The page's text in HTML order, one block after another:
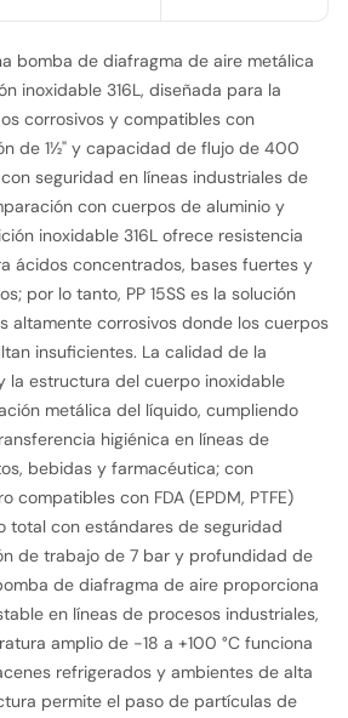
bomba de diafragma de aire metálica
inoxidable 316L, diseñada para la
corrosivos y compatibles con
de 1½" y capacidad de flujo de 400
seguridad en líneas industriales de
con cuerpos de aluminio y
inoxidable 316L ofrece resistencia
ácidos concentrados, bases fuertes y
por lo tanto, PP 15SS es la solución
altamente corrosivos donde los cuerpos
insuficientes. La calidad de la
la estructura del cuerpo inoxidable
metálica del líquido, cumpliendo
higiénica en líneas de
bebidas y farmacéutica; con
compatibles con FDA (EPDM, PTFE)
total con estándares de seguridad
de trabajo de 7 bar y profundidad de
de diafragma de aire proporciona
en líneas de procesos industriales,
amplio de −18 a +100 °C funciona
refrigerados y ambientes de alta
permite el paso de partículas de